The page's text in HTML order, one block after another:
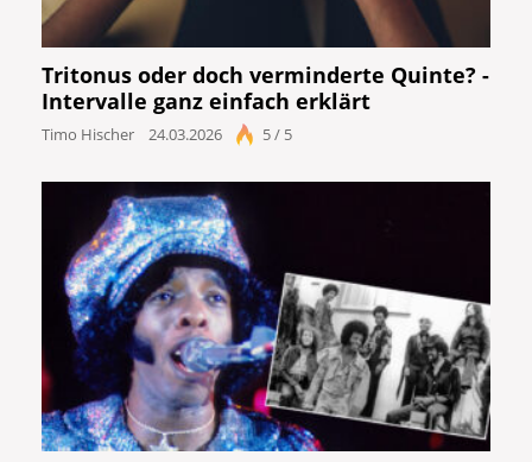
Tritonus oder doch verminderte Quinte? -
Intervalle ganz einfach erklärt
Timo Hischer 24.03.2026 5 / 5